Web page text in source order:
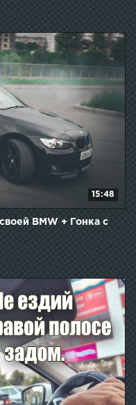
15:48
BMW + Гонка с